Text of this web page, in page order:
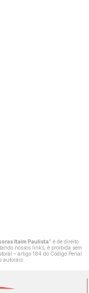
Itaim Paulista" é de direito
nossos links, é proibida sem
– artigo 184 do Código Penal
autorais.